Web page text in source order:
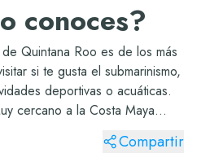
conoces?
Quintana Roo es de los más
si te gusta el submarinismo,
deportivas o acuáticas.
cercano a la Costa Maya
Compartir